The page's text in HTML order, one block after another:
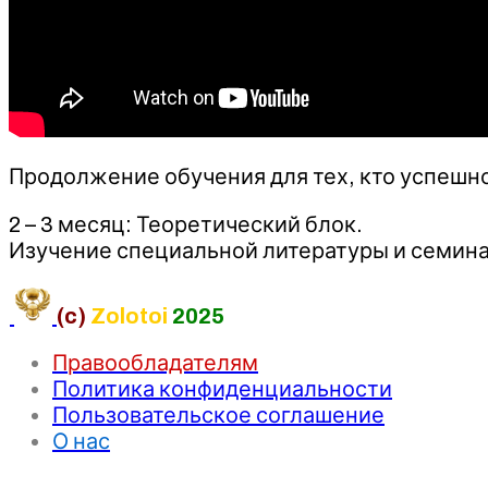
Продолжение обучения для тех, кто
2 – 3 месяц: Теоретический блок.
Изучение специальной литературы и
(c) Zolotoi 2025
Правообладателям
Политика конфиденциальности
Пользовательское соглашение
О нас